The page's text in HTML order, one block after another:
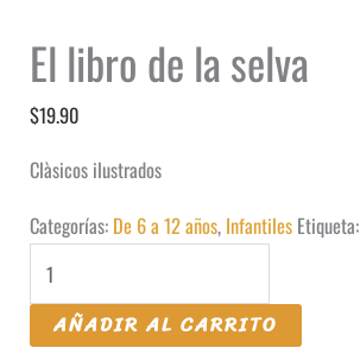
El libro de la selva
$19.90
Clàsicos ilustrados
Categorías: De 6 a 12 años, Infantiles Etiqueta:
AÑADIR AL CARRITO